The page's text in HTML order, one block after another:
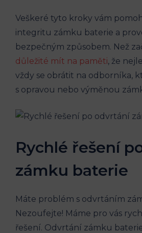
Veškeré tyto kroky vám
integritu zámku baterie a
bezpečným způsobem. Než
důležité mít na paměti, že
vždy se obrátit na odborníka,
s opravou nebo výměnou
Rychlé řešení
zámku baterie
Máte problém s odvrtáním
Nezoufejte! Máme pro vás
řešení. Odvrtání zámku